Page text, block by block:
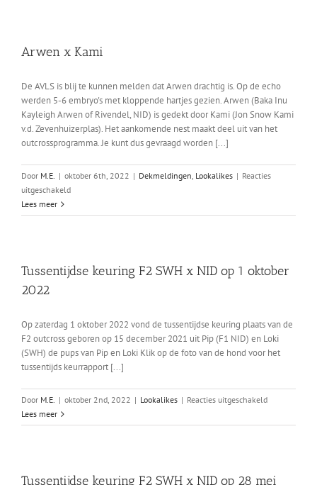
Arwen x Kami
De AVLS is blij te kunnen melden dat Arwen drachtig is. Op de echo
werden 5-6 embryo's met kloppende hartjes gezien. Arwen (Baka Inu
Kayleigh Arwen of Rivendel, NID) is gedekt door Kami (Jon Snow Kami
v.d. Zevenhuizerplas). Het aankomende nest maakt deel uit van het
outcrossprogramma. Je kunt dus gevraagd worden [...]
Door M.E. | oktober 6th, 2022 | Dekmeldingen, Lookalikes | Reacties
uitgeschakeldvoor
x
Lees meer
Tussentijdse keuring F2 SWH x NID op 1 oktober
2022
Op zaterdag 1 oktober 2022 vond de tussentijdse keuring plaats van de
F2 outcross geboren op 15 december 2021 uit Pip (F1 NID) en Loki
(SWH) de pups van Pip en Loki Klik op de foto van de hond voor het
tussentijds keurrapport [...]
Door M.E. | oktober 2nd, 2022 | Lookalikes | Reacties uitgeschakeldvoor
keuring
Lees meer
Tussentijdse keuring F2 SWH x NID op 28 mei